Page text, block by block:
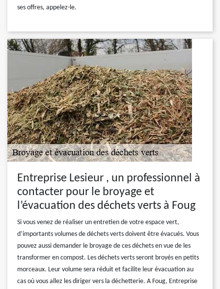
ses offres, appelez-le.
Entreprise Lesieur , un professionnel à
contacter pour le broyage et
l’évacuation des déchets verts à Foug
Si vous venez de réaliser un entretien de votre espace vert,
d’importants volumes de déchets verts doivent être évacués. Vous
pouvez aussi demander le broyage de ces déchets en vue de les
transformer en compost. Les déchets verts seront broyés en petits
morceaux. Leur volume sera réduit et facilite leur évacuation au
cas où vous allez les diriger vers la déchetterie. A Foug, Entreprise